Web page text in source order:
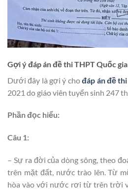
Gợi ý đáp án đề thi THPT Quốc
Dưới đây là gợi ý chođáp án đề thi
2021 do giáo viên tuyển sinh 247
Phần đọc hiểu:
Câu 1:
– Sự ra đời của dòng sông, theo
trên mặt đất, nước trào lên. Từ
hòa vào với nước rơi từ trên trời